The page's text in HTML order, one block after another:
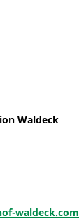
Waldeck
waldeck.com